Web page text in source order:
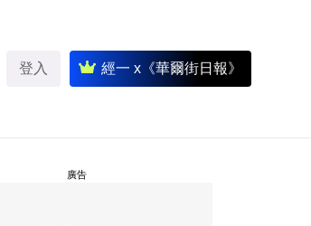
登入 經一 x《華爾街日報》
廣告